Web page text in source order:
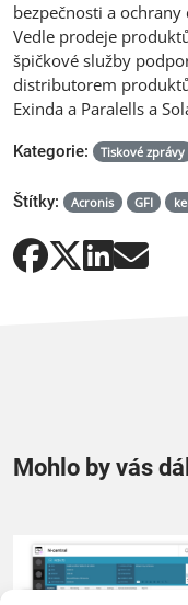
bezpečnosti a ochrany
Vedle prodeje
špičkové služby
distributorem
Exinda a Paralells a
Kategorie: Tiskové zprávy
Štítky: Acronis GFI
Mohlo by vás